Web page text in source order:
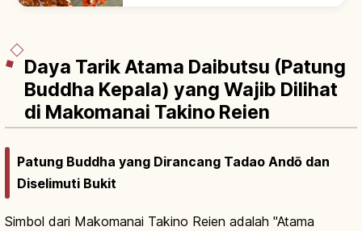
Daya Tarik Atama Daibutsu (Patung
Buddha Kepala) yang Wajib Dilihat
di Makomanai Takino Reien
Patung Buddha yang Dirancang Tadao Andō dan
Diselimuti Bukit
Simbol dari Makomanai Takino Reien adalah "Atama